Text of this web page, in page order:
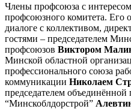
Члены профсоюза с
профсоюзного комитета. Его
диалоге с коллективом,
гостями – председателем
профсоюзов Виктором
Минской областной
профессионального союза
коммуникации Николаем
председателем
“Минскоблдорстрой”